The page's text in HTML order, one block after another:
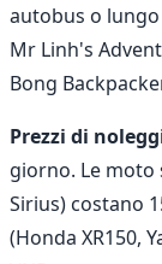
autobus o lungo
Mr Linh's
Bong
Prezzi di
giorno. Le moto
Sirius) costano
(Honda XR150,